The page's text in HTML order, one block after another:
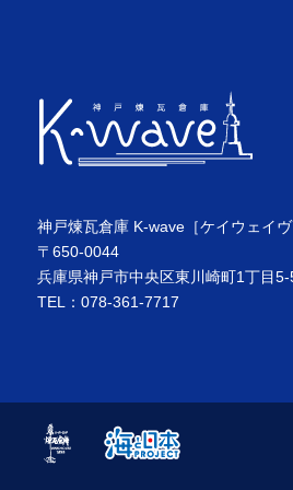
神戸煉瓦倉庫 K-wave［ケイウェイヴ
〒650-0044
兵庫県神戸市中央区東川崎町1丁目
TEL：078-361-7717